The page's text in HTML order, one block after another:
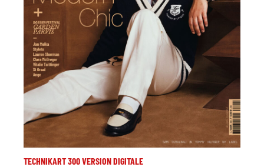
TECHNIKART 300 VERSION DIGITALE